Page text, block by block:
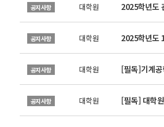
공지사항 대학원 2025학년도
공지사항 대학원 2025학년도
공지사항 대학원 [필독]기계공
공지사항 대학원 [필독] 대학